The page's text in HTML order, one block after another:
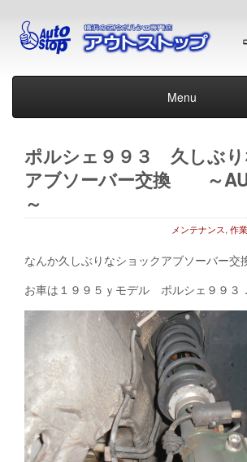
Menu
ポルシェ９９３ 久しぶり
アブソーバー交換 ～
～
メンテナンス, 作
なんか久しぶりなショックアブソーバー交
お車は１９９５ｙモデル ポルシェ９９３．